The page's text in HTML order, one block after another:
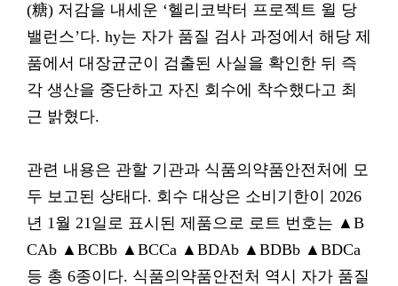
(糖) 저감을 내세운 ‘헬리코박터 프로젝트 윌 당
밸런스’다. hy는 자가 품질 검사 과정에서 해당 제
품에서 대장균군이 검출된 사실을 확인한 뒤 즉
각 생산을 중단하고 자진 회수에 착수했다고 최
근 밝혔다.
관련 내용은 관할 기관과 식품의약품안전처에 모
두 보고된 상태다. 회수 대상은 소비기한이 2026
년 1월 21일로 표시된 제품으로 로트 번호는 ▲B
CAb ▲BCBb ▲BCCa ▲BDAb ▲BDBb ▲BDCa
등 총 6종이다. 식품의약품안전처 역시 자가 품질